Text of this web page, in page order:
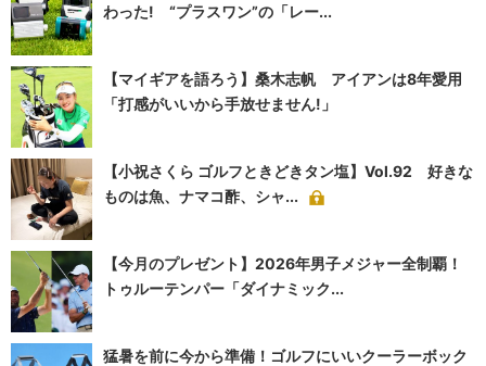
わった! “プラスワン”の「レー...
【マイギアを語ろう】桑木志帆 アイアンは8年愛用
「打感がいいから手放せません!」
【小祝さくら ゴルフときどきタン塩】Vol.92 好きな
ものは魚、ナマコ酢、シャ...
【今月のプレゼント】2026年男子メジャー全制覇！
トゥルーテンパー「ダイナミック...
猛暑を前に今から準備！ゴルフにいいクーラーボック